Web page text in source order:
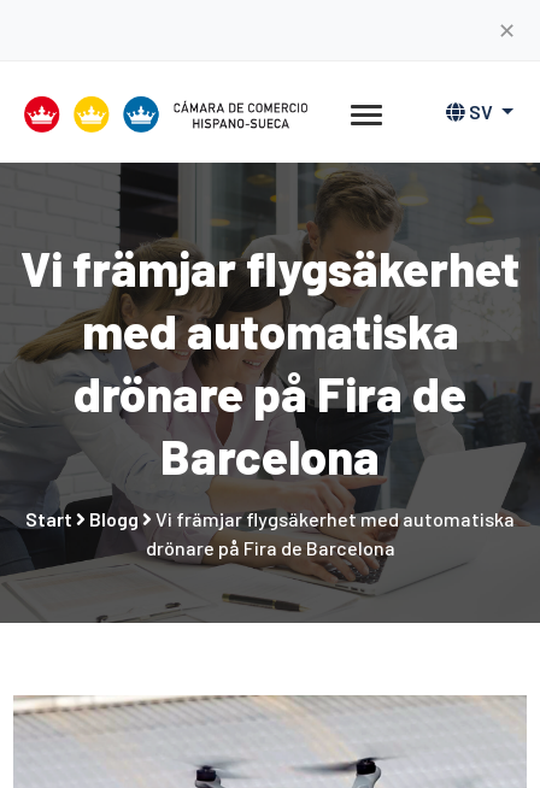
✕
SV
Vi främjar flygsäkerhet
med automatiska
drönare på Fira de
Barcelona
Start Blogg
Vi främjar flygsäkerhet med automatiska
drönare på Fira de Barcelona